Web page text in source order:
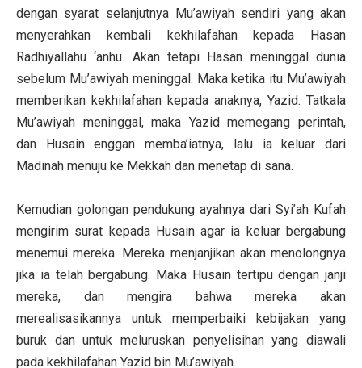
dengan syarat selanjutnya Mu’awiyah sendiri yang akan
menyerahkan kembali kekhilafahan kepada Hasan
Radhiyallahu ‘anhu. Akan tetapi Hasan meninggal dunia
sebelum Mu’awiyah meninggal. Maka ketika itu Mu’awiyah
memberikan kekhilafahan kepada anaknya, Yazid. Tatkala
Mu’awiyah meninggal, maka Yazid memegang perintah,
dan Husain enggan memba’iatnya, lalu ia keluar dari
Madinah menuju ke Mekkah dan menetap di sana.
Kemudian golongan pendukung ayahnya dari Syi’ah Kufah
mengirim surat kepada Husain agar ia keluar bergabung
menemui mereka. Mereka menjanjikan akan menolongnya
jika ia telah bergabung. Maka Husain tertipu dengan janji
mereka, dan mengira bahwa mereka akan
merealisasikannya untuk memperbaiki kebijakan yang
buruk dan untuk meluruskan penyelisihan yang diawali
pada kekhilafahan Yazid bin Mu’awiyah.